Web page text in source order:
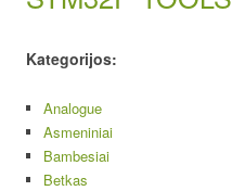
Kategorijos:
Analogue
Asmeniniai
Bambesiai
Betkas